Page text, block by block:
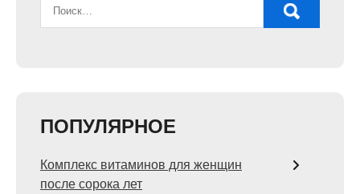
ПОПУЛЯРНОЕ
Комплекс витаминов для женщин
после сорока лет